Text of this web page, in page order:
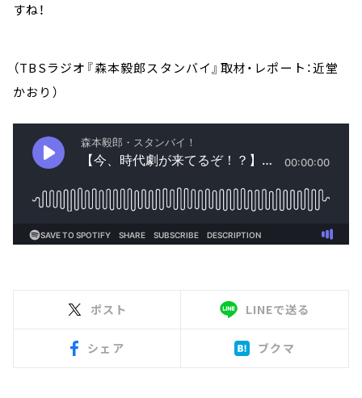
すね！
（TBSラジオ『森本毅郎スタンバイ』取材・レポート：近堂
かおり）
ポスト LINEで送る
シェア ブクマ